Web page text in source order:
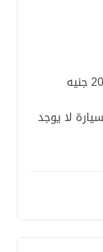
جنية والسيارة لا يوجد